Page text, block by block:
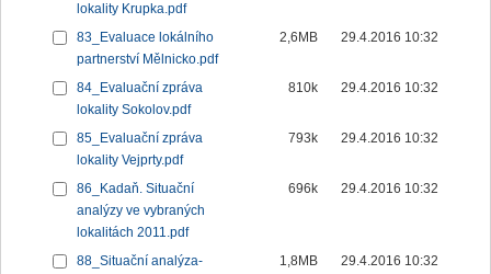
lokality Krupka.pdf
83_Evaluace lokálního
partnerství Mělnicko.pdf
2,6MB 29.4.2016 10:32
84_Evaluační zpráva
lokality Sokolov.pdf
810k 29.4.2016 10:32
85_Evaluační zpráva
lokality Vejprty.pdf
793k 29.4.2016 10:32
86_Kadaň. Situační
analýzy ve vybraných
lokalitách 2011.pdf
696k 29.4.2016 10:32
88_Situační analýza-
1,8MB 29.4.2016 10:32